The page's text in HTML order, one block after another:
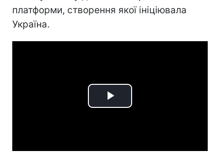
платформи, створення якої ініціювала
Україна.
Play